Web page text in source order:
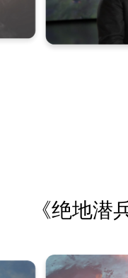
《绝地潜